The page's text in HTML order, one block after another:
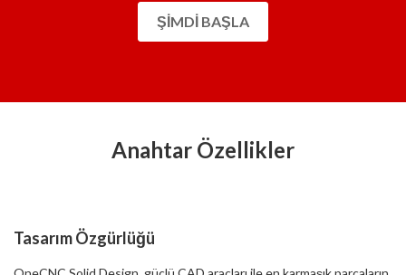
ŞIMDI BAŞLA
Anahtar Özellikler
Tasarım Özgürlüğü